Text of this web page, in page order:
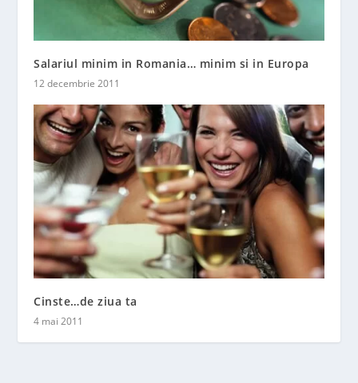
Salariul minim in Romania… minim si in Europa
12 decembrie 2011
Cinste…de ziua ta
4 mai 2011